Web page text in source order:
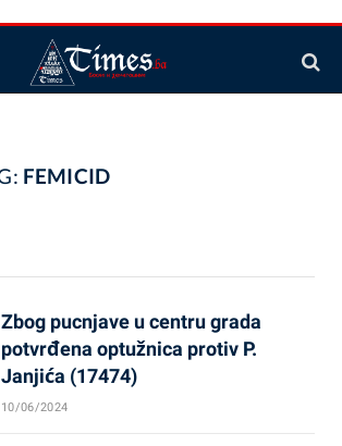
FEMICID
Zbog pucnjave u centru grada
potvrđena optužnica protiv P.
Janjića (17474)
10/06/2024